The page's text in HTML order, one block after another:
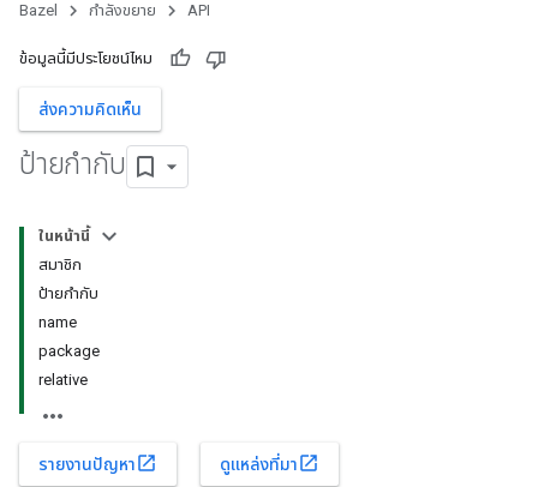
Bazel กําลังขยาย API
ข้อมูลนี้มีประโยชน์ไหม
ส่งความคิดเห็น
ป้ายกำกับ
ในหน้านี้
สมาชิก
ป้ายกำกับ
name
package
relative
รายงานปัญหาopen_in_new ดูแหล่งที่มาopen_in_new